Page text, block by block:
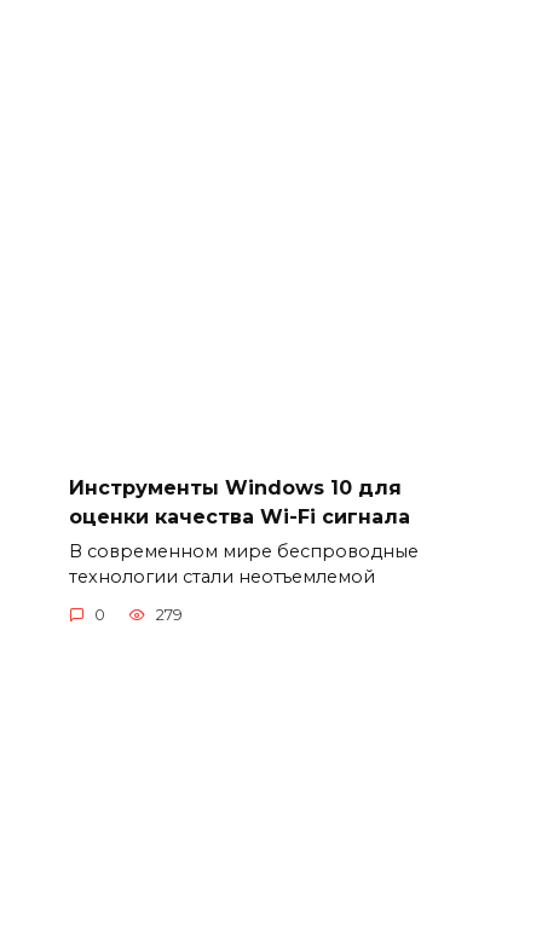
Инструменты Windows 10 для
оценки качества Wi-Fi сигнала
В современном мире беспроводные
технологии стали неотъемлемой
0 279